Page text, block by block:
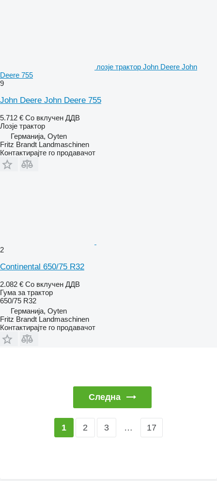
лозје трактор John Deere John
Deere 755
9
John Deere John Deere 755
5.712 € Со вклучен ДДВ
Лозје трактор
Германија, Oyten
Fritz Brandt Landmaschinen
Контактирајте го продавачот
2
Continental 650/75 R32
2.082 € Со вклучен ДДВ
Гума за трактор
650/75 R32
Германија, Oyten
Fritz Brandt Landmaschinen
Контактирајте го продавачот
Следна
1 2 3 … 17